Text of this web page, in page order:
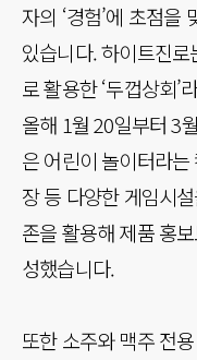
자의 ‘경험’에 초점을
있습니다. 하이트진
로 활용한 ‘두껍상회’
올해 1월 20일부터 3
은 어린이 놀이터라
장 등 다양한 게임시
존을 활용해 제품 홍
성했습니다.
또한 소주와 맥주 전